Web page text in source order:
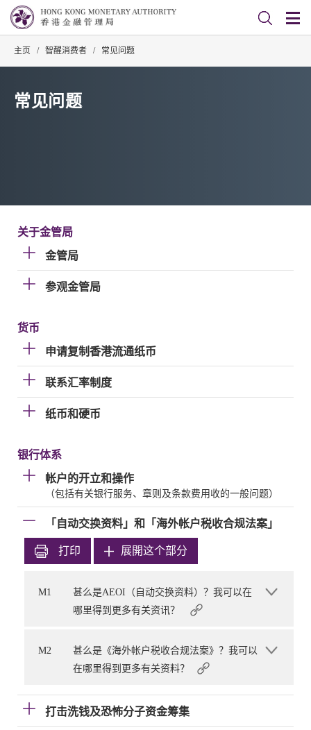
主页 / 智醒消费者 / 常见问题
常见问题
关于金管局
金管局
参观金管局
货币
申请复制香港流通纸币
联系汇率制度
纸币和硬币
银行体系
帐户的开立和操作
（包括有关银行服务、章则及条款费用收的一般问题）
「自动交换资料」和「海外帐户税收合规法案」
打印 展開这个部分
M1
甚么是AEOI（自动交换资料）？我可以在
哪里得到更多有关资讯？
M2
甚么是《海外帐户税收合规法案》？我可以
在哪里得到更多有关资料？
打击洗钱及恐怖分子资金筹集